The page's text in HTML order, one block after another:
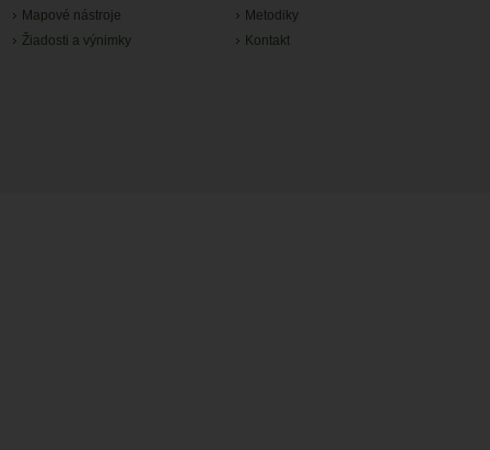
Mapové nástroje
Žiadosti a výnimky
Metodiky
Kontakt